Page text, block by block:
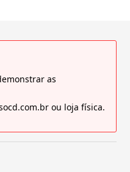
as
ou loja física.